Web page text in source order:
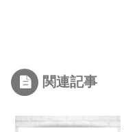
関連記事